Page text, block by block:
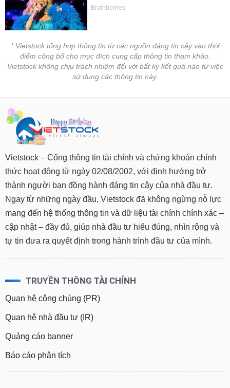
* Vietstock tổng hợp thông tin từ các nguồn đáng tin cậy vào thời
điểm công bố cho mục đích cung cấp thông tin tham khảo.
Vietstock không chịu trách nhiệm đối với bất kỳ kết quả nào từ việc
sử dụng các thông tin này.
Vietstock – Cổng thông tin tài chính và chứng khoán chính
thức hoạt động từ ngày 02/08/2002, với định hướng trở
thành người bạn đồng hành đáng tin cậy của nhà đầu tư.
Ngay từ những ngày đầu, Vietstock đã không ngừng nỗ lực
mang đến hệ thống thông tin và dữ liệu tài chính chính xác –
cập nhật – đầy đủ, giúp nhà đầu tư hiểu đúng, nhìn rộng và
tự tin đưa ra quyết định trong hành trình đầu tư của mình.
TRUYỀN THÔNG TÀI CHÍNH
Quan hệ công chúng (PR)
Quan hệ nhà đầu tư (IR)
Quảng cáo banner
Báo cáo phân tích